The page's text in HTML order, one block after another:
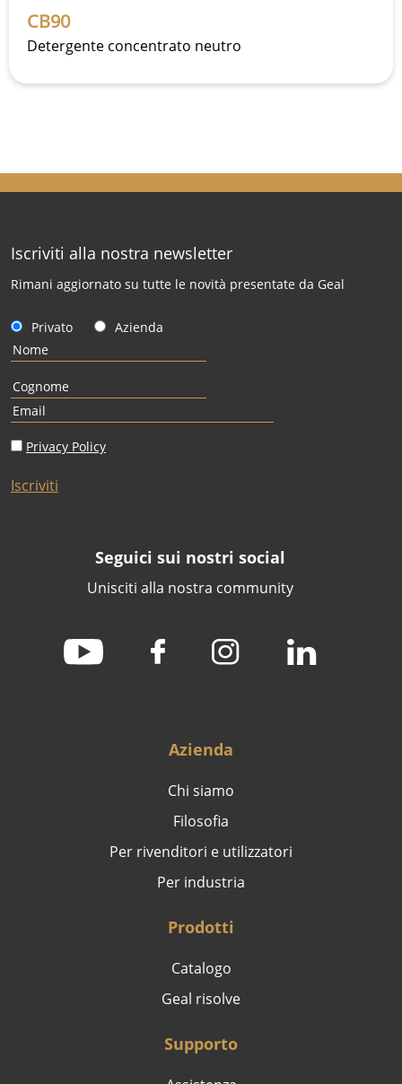
CB90
Detergente concentrato neutro
Iscriviti alla nostra newsletter
Rimani aggiornato su tutte le novità presentate da Geal
Privato Azienda
Privacy Policy
Iscriviti
Seguici sui nostri social
Unisciti alla nostra community
Azienda
Chi siamo
Filosofia
Per rivenditori e utilizzatori
Per industria
Prodotti
Catalogo
Geal risolve
Supporto